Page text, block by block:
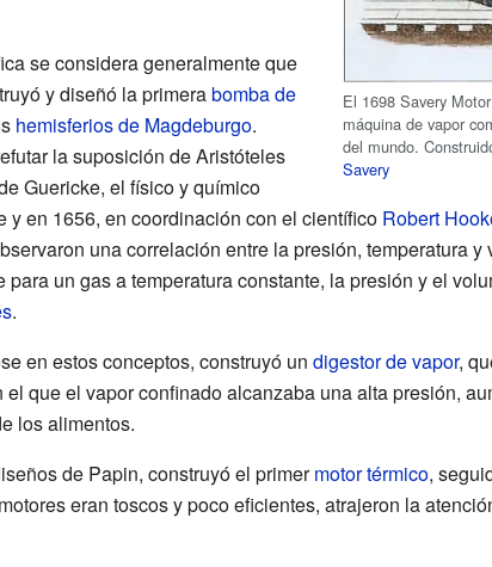
El 1698 Savery
máquina de vapor
del mundo.
Savery
se considera generalmente que
y diseñó la primerabomba de
hemisferios de Magdeburgo.
la suposición de Aristóteles
Guericke, el físico y químico
en 1656, en coordinación con el científico Robert
una correlación entre la presión, temperatura y
para un gas a temperatura constante, la presión y el
.
en estos conceptos, construyó un digestor de vapor,
que el vapor confinado alcanzaba una alta presión,
los alimentos.
de Papin, construyó el primermotor térmico,
eran toscos y poco eficientes, atrajeron la